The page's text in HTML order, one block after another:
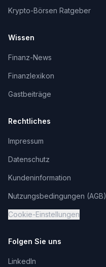
Krypto-Börsen Ratgeber
Wissen
Finanz-News
Finanzlexikon
Gastbeiträge
Rechtliches
Impressum
Datenschutz
Kundeninformation
Nutzungsbedingungen (AGB)
Cookie-Einstellungen
Folgen Sie uns
LinkedIn